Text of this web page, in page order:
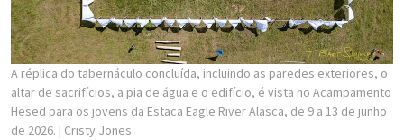
A réplica do tabernáculo concluída, incluindo as paredes exteriores, o
altar de sacrifícios, a pia de água e o edifício, é vista no Acampamento
Hesed para os jovens da Estaca Eagle River Alasca, de 9 a 13 de junho
de 2026. | Cristy Jones